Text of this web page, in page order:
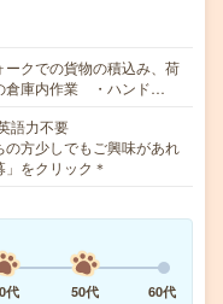
クでの貨物の積込み、荷
倉庫内作業 ・ハンド…
語力不要
方少しでもご興味があれ
をクリック＊
代 50代
60代